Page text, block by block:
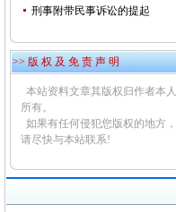
刑事附带民事诉讼的提起
>> 版 权 及 免 责 声 明
本站资料文章其版权归作者本人
所有。
如果有任何侵犯您版权的地方，
请尽快与本站联系!